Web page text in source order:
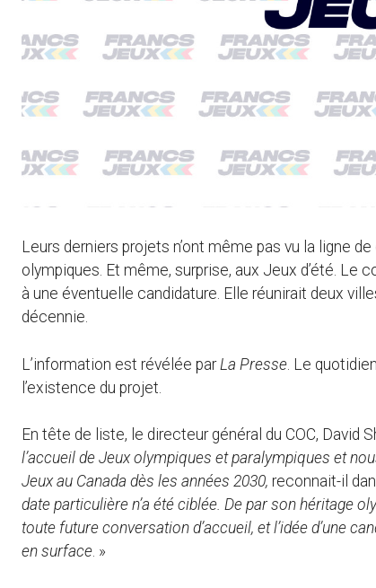
Leurs derniers projets n’ont même pas vu la ligne
olympiques. Et même, surprise, aux Jeux d’été. Le
à une éventuelle candidature. Elle réunirait deux
décennie.
L’information est révélée parLa Presse . Le
l’existence du projet.
En tête de liste, le directeur général du COC, David
l’accueil de Jeux olympiques et paralympiques et
Jeux au Canada dès les années 2030, reconnait-il
date particulière n’a été ciblée. De par son héritage
toute future conversation d’accueil, et l’idée d’une
en surface. »